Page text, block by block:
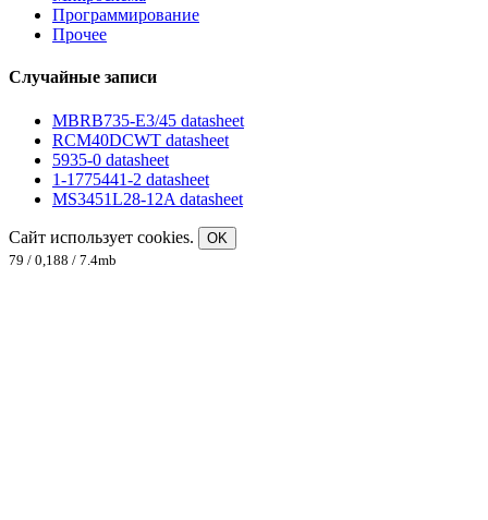
Программирование
Прочее
Случайные записи
MBRB735-E3/45 datasheet
RCM40DCWT datasheet
5935-0 datasheet
1-1775441-2 datasheet
MS3451L28-12A datasheet
Сайт использует cookies.
OK
79 / 0,188 / 7.4mb